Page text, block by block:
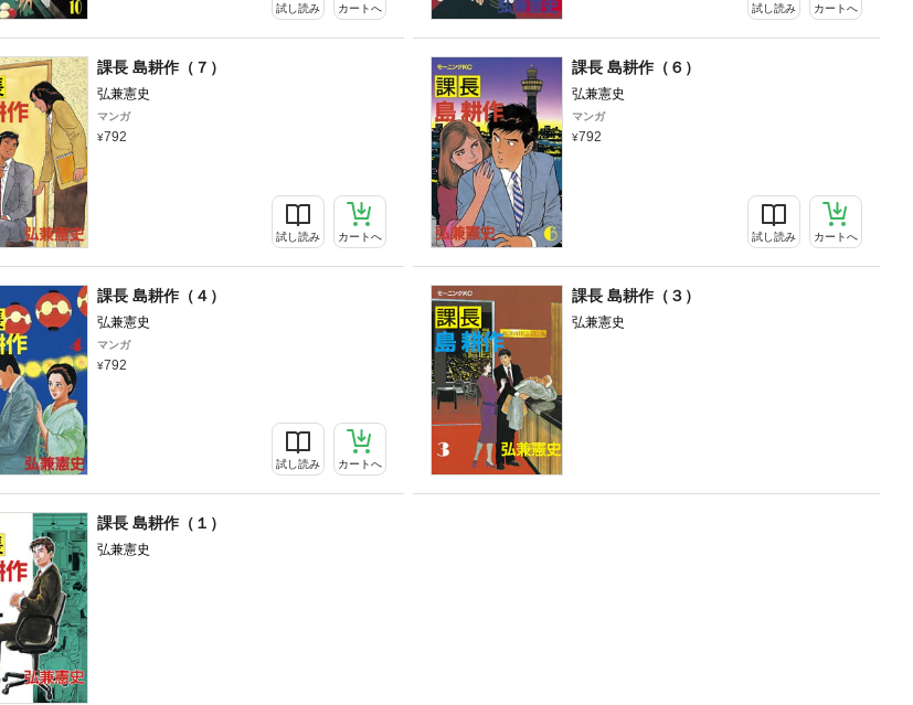
試し読み カートへ 試し読み カートへ
課長 島耕作（７）
弘兼憲史
マンガ
792
試し読み カートへ
課長 島耕作（６）
弘兼憲史
マンガ
792
試し読み カートへ
課長 島耕作（４）
弘兼憲史
マンガ
792
試し読み カートへ
課長 島耕作（３）
弘兼憲史
課長 島耕作（１）
弘兼憲史